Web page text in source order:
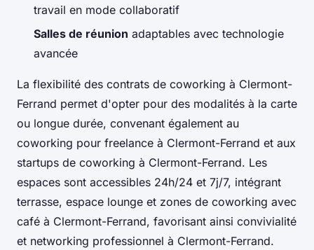
travail en mode collaboratif
Salles de réunion adaptables avec technologie
avancée
La flexibilité des contrats de coworking à Clermont-
Ferrand permet d'opter pour des modalités à la carte
ou longue durée, convenant également au
coworking pour freelance à Clermont-Ferrand et aux
startups de coworking à Clermont-Ferrand. Les
espaces sont accessibles 24h/24 et 7j/7, intégrant
terrasse, espace lounge et zones de coworking avec
café à Clermont-Ferrand, favorisant ainsi convivialité
et networking professionnel à Clermont-Ferrand.